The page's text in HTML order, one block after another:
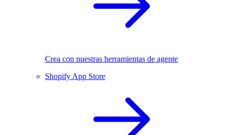
Crea con nuestras herramientas de agente
Shopify App Store